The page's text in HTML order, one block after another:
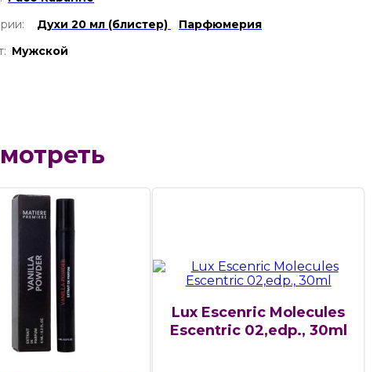
Духи 20 мл (блистер)
Парфюмерия
Мужской
Lux Escenric Molecules
Escentric 02,edp., 30ml